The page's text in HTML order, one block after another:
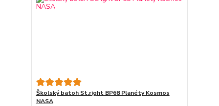
Školský batoh St.right BP68 Planéty Kosmos
NASA